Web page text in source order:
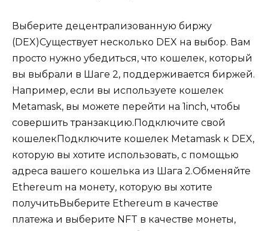
Выберите децентрализованную биржу
(DEX)Существует несколько DEX на выбор. Вам
просто нужно убедиться, что кошелек, который
вы выбрали в Шаге 2, поддерживается биржей.
Например, если вы используете кошелек
Metamask, вы можете перейти на 1inch, чтобы
совершить транзакцию.Подключите свой
кошелекПодключите кошелек Metamask к DEX,
которую вы хотите использовать, с помощью
адреса вашего кошелька из Шага 2.Обменяйте
Ethereum на монету, которую вы хотите
получитьВыберите Ethereum в качестве
платежа и выберите NFT в качестве монеты,